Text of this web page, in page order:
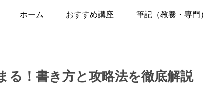
ホーム おすすめ講座 筆記（教養・専門）
る！書き方と攻略法を徹底解説